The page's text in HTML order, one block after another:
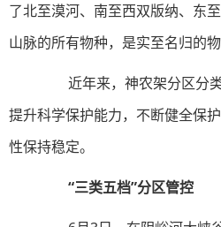
了北至漠河、南至西双版纳、东
山脉的所有物种，是实至名归的物
近年来，神农架分区分
提升科学保护能力，不断健全保
性保持稳定。
“三类五档”分区管控